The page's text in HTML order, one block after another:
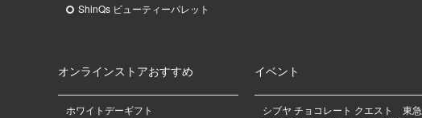
ShinQs ビューティーパレット
オンラインストアおすすめ
ホワイトデーギフト
イベント
シブヤ チョコレート クエスト 東急